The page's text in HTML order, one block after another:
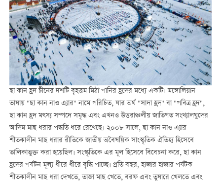
ছা কান হ্রদ চীনের দশটি বৃহত্তম মিঠা পানির হ্রদের মধ্যে একটি। মঙ্গোলিয়ান
ভাষায় "ছা কান নাও এ্যার" নামে পরিচিত, যার অর্থ "সাদা হ্রদ" বা "পবিত্র হ্রদ",
ছা কান হ্রদ মত্স্য সম্পদে সমৃদ্ধ এবং এখনও উত্তরাঞ্চলীয় জাতিগত সংখ্যালঘুদের
আদিম মাছ ধরার পদ্ধতি ধরে রেখেছে। ২০০৮ সালে, ছা কান নাও এ্যার
শীতকালীন মাছ ধরার রীতিকে জাতীয় অবৈষয়িক সাংস্কৃতিক ঐতিহ্য হিসেবে
তালিকাভুক্ত করা হয়েছিল। সংস্কৃতিকে এর মূল হিসেবে বিবেচনা করে, ছা কান
হ্রদের পর্যটন মূল্য ধীরে ধীরে বৃদ্ধি পাচ্ছে। প্রতি বছর, হাজার হাজার পর্যটক
শীতকালীন মাছ ধরা দেখতে, তাজা মাছ খেতে, বরফ এবং তুষারে খেলতে এবং